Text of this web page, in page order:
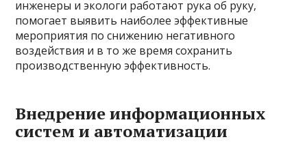
инженеры и экологи работают рука об руку,
помогает выявить наиболее эффективные
мероприятия по снижению негативного
воздействия и в то же время сохранить
производственную эффективность.
Внедрение информационных
систем и автоматизации